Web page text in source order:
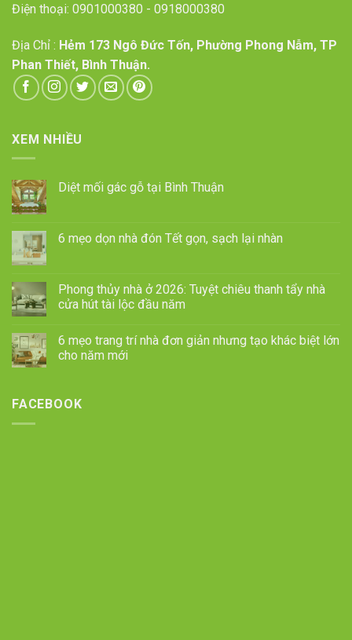
Điện thoại: 0901000380 - 0918000380
Địa Chỉ : Hẻm 173 Ngô Đức Tốn, Phường Phong Nẫm, TP
Phan Thiết, Bình Thuận.
XEM NHIỀU
Diệt mối gác gỗ tại Bình Thuận
6 mẹo dọn nhà đón Tết gọn, sạch lại nhàn
Phong thủy nhà ở 2026: Tuyệt chiêu thanh tẩy nhà
cửa hút tài lộc đầu năm
6 mẹo trang trí nhà đơn giản nhưng tạo khác biệt lớn
cho năm mới
FACEBOOK